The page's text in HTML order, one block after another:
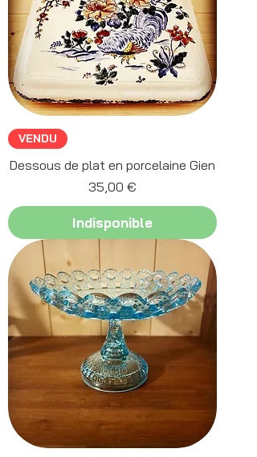
VENDU
Dessous de plat en porcelaine Gien
Prix
35,00 €
Indisponible